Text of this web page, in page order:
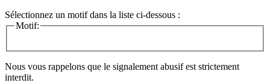
Sélectionnez un motif dans la liste ci-dessous :
Motif:
Nous vous rappelons que le signalement abusif est strictement
interdit.